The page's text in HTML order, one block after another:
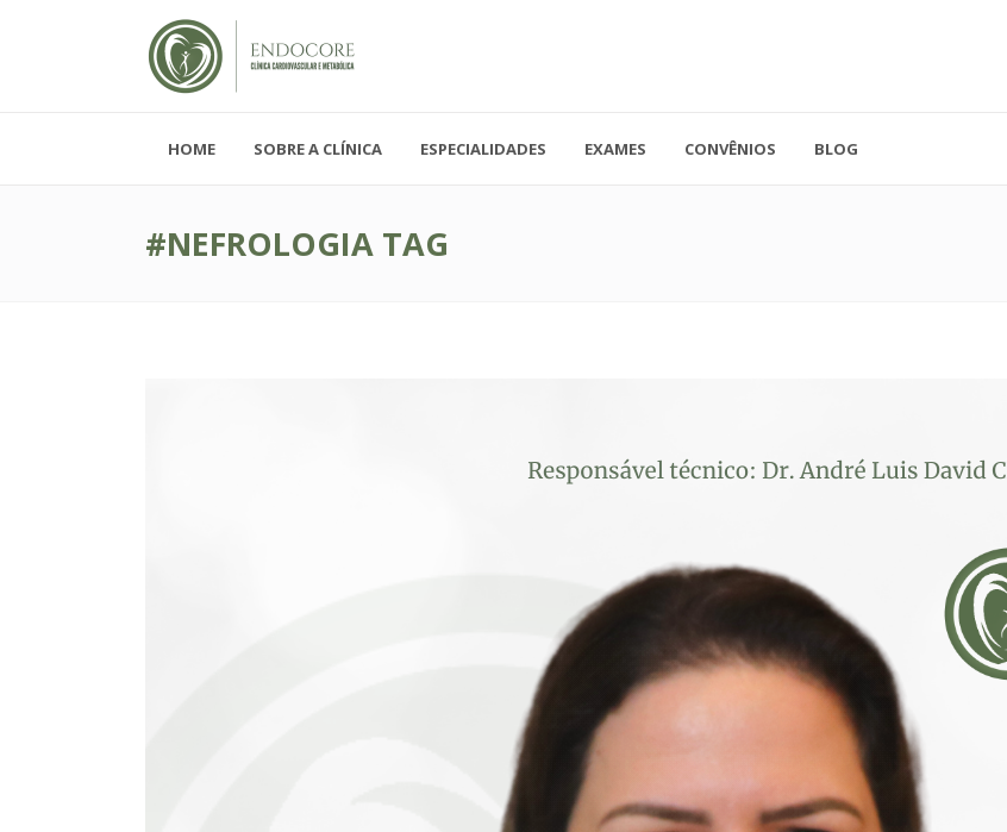
Segunda - Sexta-feira, das 08h-19h
41.3779-5559
Rua
HOME SOBRE A CLÍNICA ESPECIALIDADES EXAMES CONVÊNIOS BLOG
#NEFROLOGIA TAG